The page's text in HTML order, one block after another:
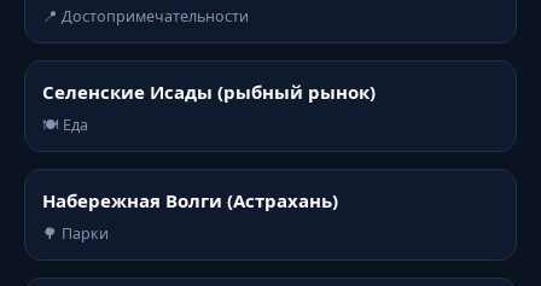
📍 Достопримечательности
Селенские Исады (рыбный рынок)
🍽️ Еда
Набережная Волги (Астрахань)
🌳 Парки